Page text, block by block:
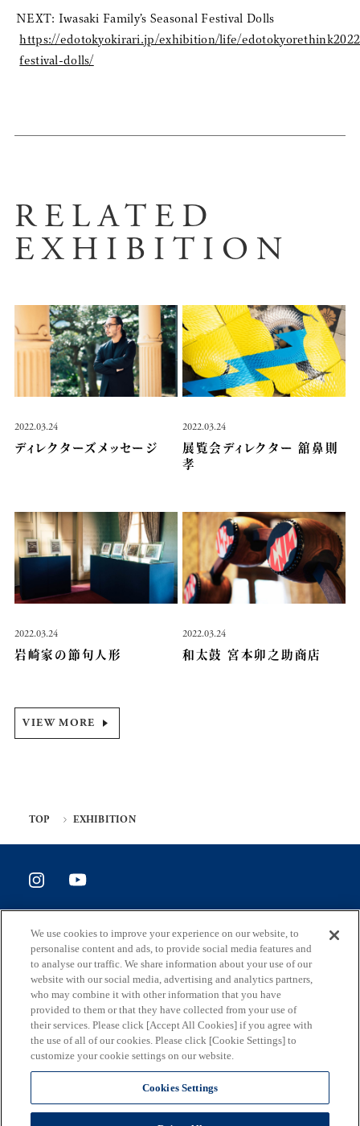
NEXT: Iwasaki Family’s Seasonal Festival Dolls
https://edotokyokirari.jp/exhibition/life/
festival-dolls/
RELATED
EXHIBITION
2022.03.24
ディレクターズメッセージ
2022.03.24
展覧会ディレクター 舘鼻則
孝
2022.03.24
岩崎家の節句人形
2022.03.24
和太鼓 宮本卯之助商店
VIEW MORE
TOP EXHIBITION
ホームページ評価アンケート
住所
163-8001 東京都新宿区西新宿2-8-1
メール
S0290106(at)section.metro.tokyo.jp
担当部署
We use cookies to improve your experience on our website, to
personalise content and ads, to provide social media features and
to analyse our traffic. We share information about your use of our
website with our social media, advertising and analytics partners,
who may combine it with other information that you have
provided to them or that they have collected from your use of
their services. Please click [Accept All Cookies] if you agree with
the use of all of our cookies. Please click [Cookie Settings] to
customize your cookie settings on our website.
Cookies Settings